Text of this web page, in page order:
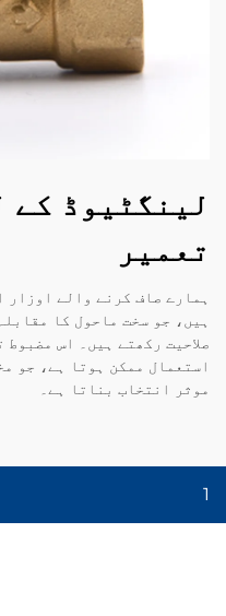
لینگٹیوڈ کے
تعمیر
ہمارے صاف کرنے والے
ہیں، جو سخت ماحول کا
صلاحیت رکھتے ہیں۔ اس
استعمال ممکن ہوتا ہے، جو
موثر انتخاب بناتا ہے۔
1